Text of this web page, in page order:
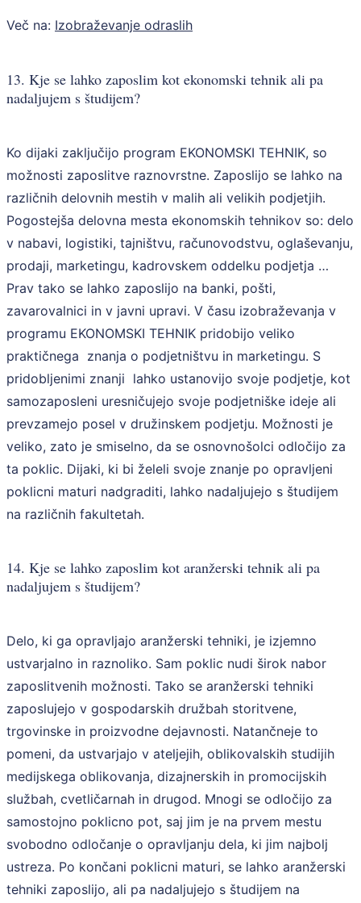
Več na: Izobraževanje odraslih
13. Kje se lahko zaposlim kot ekonomski tehnik ali pa
nadaljujem s študijem?
Ko dijaki zaključijo program EKONOMSKI TEHNIK, so
možnosti zaposlitve raznovrstne. Zaposlijo se lahko na
različnih delovnih mestih v malih ali velikih podjetjih.
Pogostejša delovna mesta ekonomskih tehnikov so: delo
v nabavi, logistiki, tajništvu, računovodstvu, oglaševanju,
prodaji, marketingu, kadrovskem oddelku podjetja …
Prav tako se lahko zaposlijo na banki, pošti,
zavarovalnici in v javni upravi. V času izobraževanja v
programu EKONOMSKI TEHNIK pridobijo veliko
praktičnega znanja o podjetništvu in marketingu. S
pridobljenimi znanji lahko ustanovijo svoje podjetje, kot
samozaposleni uresničujejo svoje podjetniške ideje ali
prevzamejo posel v družinskem podjetju. Možnosti je
veliko, zato je smiselno, da se osnovnošolci odločijo za
ta poklic. Dijaki, ki bi želeli svoje znanje po opravljeni
poklicni maturi nadgraditi, lahko nadaljujejo s študijem
na različnih fakultetah.
14. Kje se lahko zaposlim kot aranžerski tehnik ali pa
nadaljujem s študijem?
Delo, ki ga opravljajo aranžerski tehniki, je izjemno
ustvarjalno in raznoliko. Sam poklic nudi širok nabor
zaposlitvenih možnosti. Tako se aranžerski tehniki
zaposlujejo v gospodarskih družbah storitvene,
trgovinske in proizvodne dejavnosti. Natančneje to
pomeni, da ustvarjajo v ateljejih, oblikovalskih studijih
medijskega oblikovanja, dizajnerskih in promocijskih
službah, cvetličarnah in drugod. Mnogi se odločijo za
samostojno poklicno pot, saj jim je na prvem mestu
svobodno odločanje o opravljanju dela, ki jim najbolj
ustreza. Po končani poklicni maturi, se lahko aranžerski
tehniki zaposlijo, ali pa nadaljujejo s študijem na